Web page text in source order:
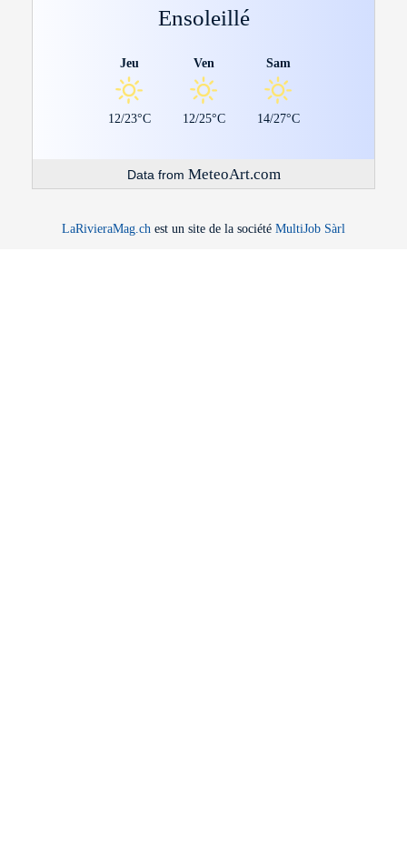
Ensoleillé
Jeu
12/23°C
Ven
12/25°C
Sam
14/27°C
Data from MeteoArt.com
LaRivieraMag.ch est un site de la société MultiJob Sàrl